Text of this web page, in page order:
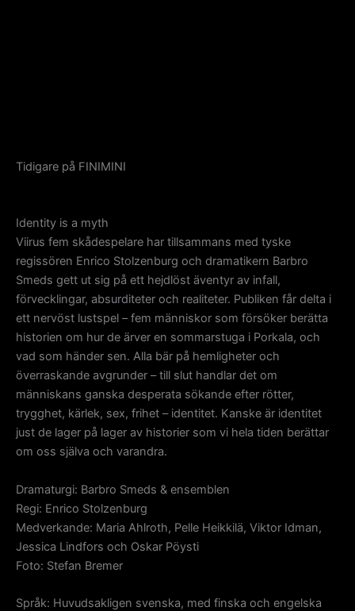
Tidigare på FINIMINI
Identity is a myth
Viirus fem skådespelare har tillsammans med tyske
regissören Enrico Stolzenburg och dramatikern Barbro
Smeds gett ut sig på ett hejdlöst äventyr av infall,
förvecklingar, absurditeter och realiteter. Publiken får delta i
ett nervöst lustspel – fem människor som försöker berätta
historien om hur de ärver en sommarstuga i Porkala, och
vad som händer sen. Alla bär på hemligheter och
överraskande avgrunder – till slut handlar det om
människans ganska desperata sökande efter rötter,
trygghet, kärlek, sex, frihet – identitet. Kanske är identitet
just de lager på lager av historier som vi hela tiden berättar
om oss själva och varandra.
Dramaturgi: Barbro Smeds & ensemblen
Regi: Enrico Stolzenburg
Medverkande: Maria Ahlroth, Pelle Heikkilä, Viktor Idman,
Jessica Lindfors och Oskar Pöysti
Foto: Stefan Bremer
Språk: Huvudsakligen svenska, med finska och engelska